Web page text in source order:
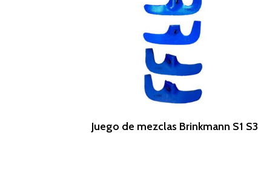
Leer Más
Juego de mezclas Brinkmann S1 S3